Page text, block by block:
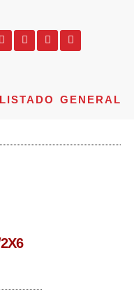
LISTADO GENERAL